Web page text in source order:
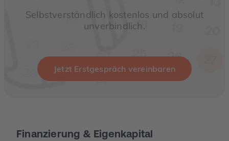
Selbstverständlich kostenlos und absolut
unverbindlich.
Jetzt Erstgespräch vereinbaren
Finanzierung & Eigenkapital